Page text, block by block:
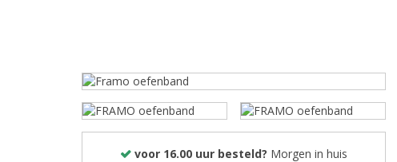
voor 16.00 uur besteld? Morgen in huis